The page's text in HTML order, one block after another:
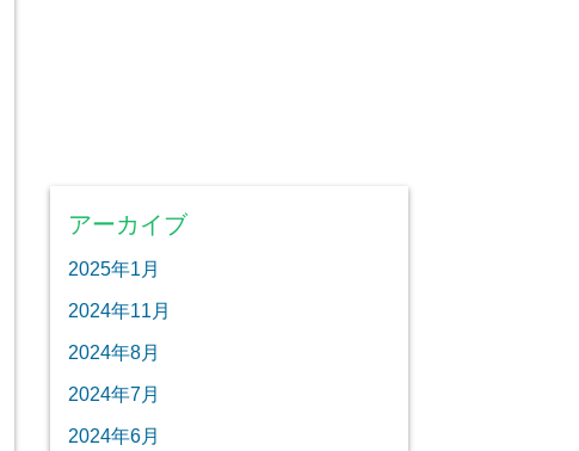
アーカイブ
2025年1月
2024年11月
2024年8月
2024年7月
2024年6月